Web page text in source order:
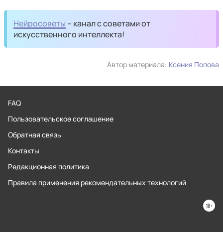
Нейросоветы – канал с советами от
искусственного интеллекта!
Автор материала: Ксения Попова
FAQ
Пользовательское соглашение
Обратная связь
Контакты
Редакционная политика
Правила применения рекомендательных технологий